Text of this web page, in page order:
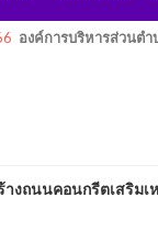
องค์การบริหารส่วนตำ
งถนนคอนกรีตเสริมเ